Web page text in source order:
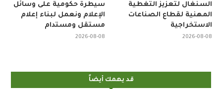
سيطرة حكومية على وسائل
الإعلام ونعمل لبناء إعلام
مستقل ومستدام
2026-08-08
السنغال لتعزيز التغطية
المهنية لقطاع الصناعات
الاستخراجية
2026-08-08
قد يهمك أيضاً